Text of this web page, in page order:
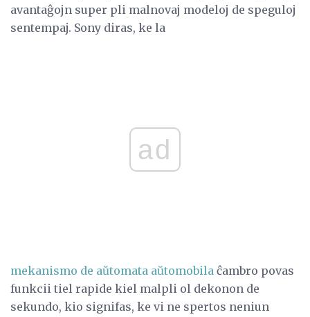
avantaĝojn super pli malnovaj modeloj de speguloj
sentempaj. Sony diras, ke la
ad
mekanismo de aŭtomata aŭtomobila ĉambro povas
funkcii tiel rapide kiel malpli ol dekonon de
sekundo, kio signifas, ke vi ne spertos neniun